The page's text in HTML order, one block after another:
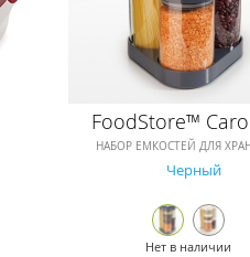
FoodStore™
НАБОР ЕМКОСТЕЙ ДЛЯ
Черный
Нет в наличии